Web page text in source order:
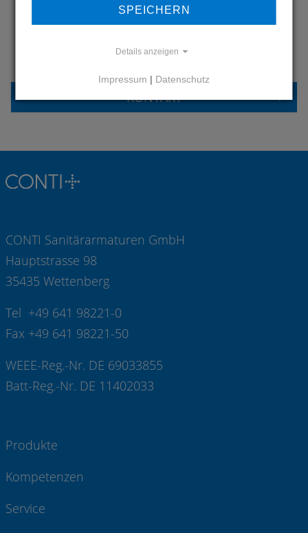
KONTAKTIEREN SIE UNS
KONTAKT
CONTI Sanitärarmaturen GmbH
Hauptstrasse 98
35435 Wettenberg
Tel +49 641 98221-0
Fax +49 641 98221-50
WEEE-Reg.-Nr. DE 69033855
Batt-Reg.-Nr. DE 11402033
Produkte
Kompetenzen
Service
SPEICHERN
Details anzeigen
Impressum | Datenschutz